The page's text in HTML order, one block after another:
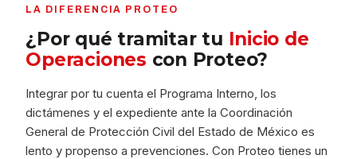
LA DIFERENCIA PROTEO
¿Por qué tramitar tu Inicio de
Operaciones con Proteo?
Integrar por tu cuenta el Programa Interno, los
dictámenes y el expediente ante la Coordinación
General de Protección Civil del Estado de México es
lento y propenso a prevenciones. Con Proteo tienes un